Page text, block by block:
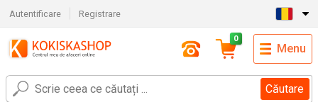
Autentificare Registrare
Căutare
0
Menu